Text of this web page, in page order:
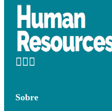
Sobre